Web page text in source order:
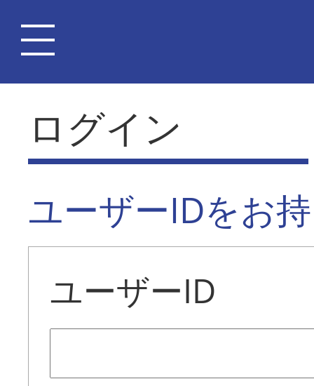
ログイン
ユーザーIDをお
ユーザーID